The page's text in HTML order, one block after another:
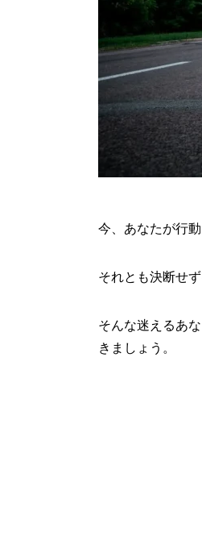
今、あなたが行
それとも決断せ
そんな迷えるあ
きましょう。